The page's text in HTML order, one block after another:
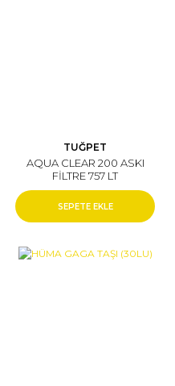
TUĞPET
AQUA CLEAR 200 ASKI
FİLTRE 757 LT
SEPETE EKLE